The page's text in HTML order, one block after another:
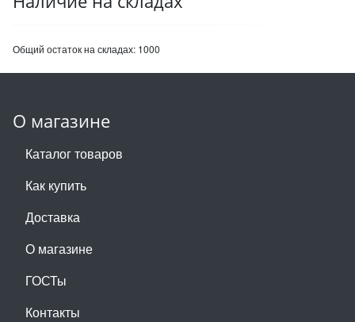
Общий остаток на складах: 1000
О магазине
Каталог товаров
Как купить
Доставка
О магазине
ГОСТы
Контакты